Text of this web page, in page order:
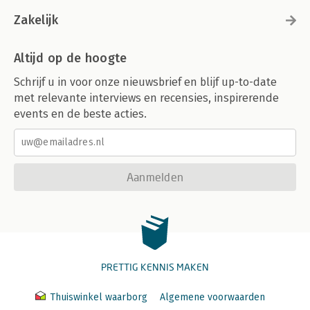
Zakelijk
Altijd op de hoogte
Schrijf u in voor onze nieuwsbrief en blijf up-to-date
met relevante interviews en recensies, inspirerende
events en de beste acties.
Aanmelden
PRETTIG KENNIS MAKEN
Thuiswinkel waarborg Algemene voorwaarden